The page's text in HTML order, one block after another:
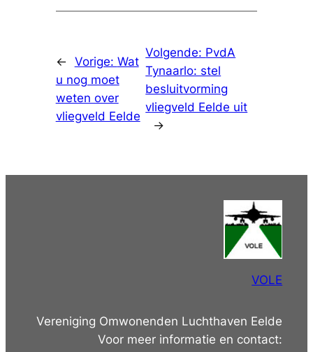
← Vorige: Wat
u nog moet
weten over
vliegveld Eelde
Volgende: PvdA
Tynaarlo: stel
besluitvorming
vliegveld Eelde uit
→
VOLE
Vereniging Omwonenden Luchthaven Eelde
Voor meer informatie en contact: